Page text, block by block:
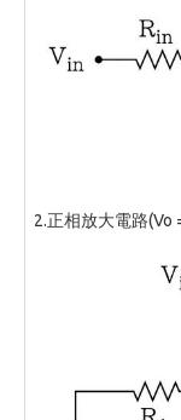
2.正相放大電路(Vo